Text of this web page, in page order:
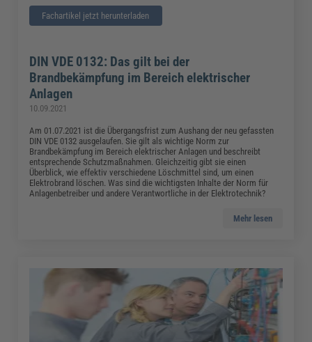
Fachartikel jetzt herunterladen
DIN VDE 0132: Das gilt bei der
Brandbekämpfung im Bereich elektrischer
Anlagen
10.09.2021
Am 01.07.2021 ist die Übergangsfrist zum Aushang der neu gefassten
DIN VDE 0132 ausgelaufen. Sie gilt als wichtige Norm zur
Brandbekämpfung im Bereich elektrischer Anlagen und beschreibt
entsprechende Schutzmaßnahmen. Gleichzeitig gibt sie einen
Überblick, wie effektiv verschiedene Löschmittel sind, um einen
Elektrobrand löschen. Was sind die wichtigsten Inhalte der Norm für
Anlagenbetreiber und andere Verantwortliche in der Elektrotechnik?
Mehr lesen